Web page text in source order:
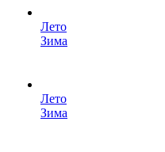
Лето
Зима
Лето
Зима